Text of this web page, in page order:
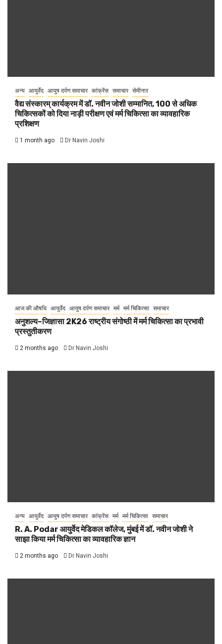
अन्य आयुर्वेद आयुष दर्पण समाचार कांफ्रेंस समाचार सेमीनार
वैद्य संस्कारम् कार्यक्रम में डॉ. नवीन जोशी सम्मानित, 100 से अधिक
चिकित्सकों को दिया नाड़ी परीक्षण एवं मर्म चिकित्सा का व्यावहारिक
प्रशिक्षण
1 month ago Dr Navin Joshi
आज की औषधि आयुर्वेद आयुष दर्पण समाचार मर्म मर्म चिकित्सा समाचार
अनुशल्य–जिज्ञासा 2K26 राष्ट्रीय संगोष्ठी में मर्म चिकित्सा का प्रभावी
प्रस्तुतीकरण
2 months ago Dr Navin Joshi
अन्य आयुर्वेद आयुष दर्पण समाचार कांफ्रेंस मर्म मर्म चिकित्सा समाचार
R. A. Podar आयुर्वेद मेडिकल कॉलेज, मुंबई में डॉ. नवीन जोशी ने
साझा किया मर्म चिकित्सा का व्यावहारिक ज्ञान
2 months ago Dr Navin Joshi